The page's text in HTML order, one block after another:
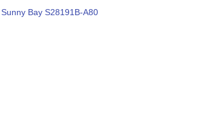
Bay S28191B-A80